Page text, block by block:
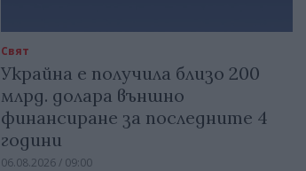
Свят
Украйна е получила близо 200
млрд. долара външно
финансиране за последните 4
години
06.08.2026 / 09:00